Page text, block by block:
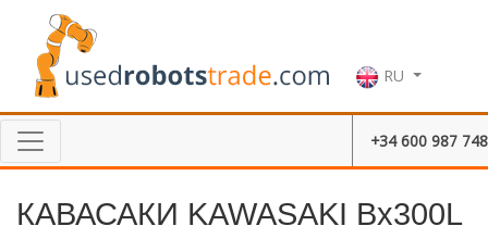
RU
+34 600 987 748
КАВАСАКИ KAWASAKI Bx300L